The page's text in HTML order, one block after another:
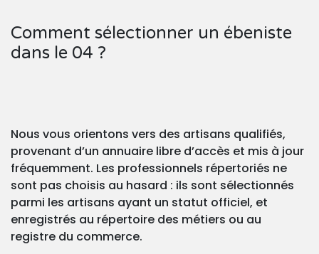
Comment sélectionner un ébeniste
dans le 04 ?
Nous vous orientons vers des artisans qualifiés,
provenant d’un annuaire libre d’accès et mis à jour
fréquemment. Les professionnels répertoriés ne
sont pas choisis au hasard : ils sont sélectionnés
parmi les artisans ayant un statut officiel, et
enregistrés au répertoire des métiers ou au
registre du commerce.